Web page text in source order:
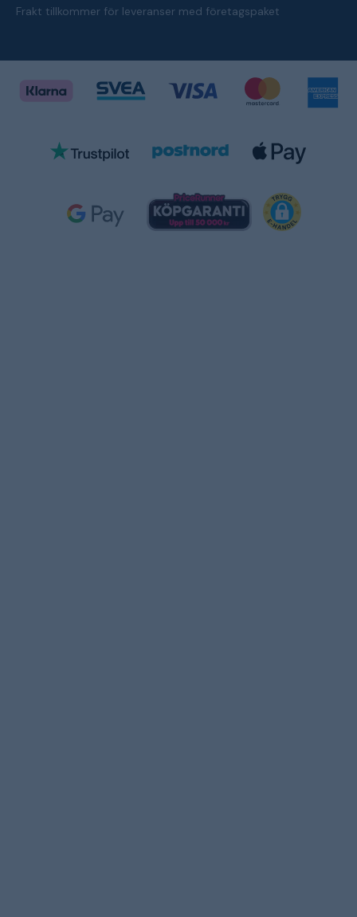
Frakt tillkommer för leveranser med företagspaket